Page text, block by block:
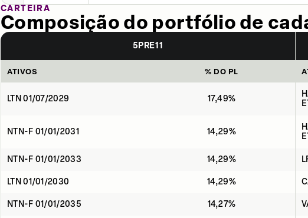
CARTEIRA
Composição do portfólio de
5PRE11
ATIVOS % DO PL
LTN 01/07/2029 17,49%
NTN-F 01/01/2031 14,29%
NTN-F 01/01/2033 14,29%
LTN 01/01/2030 14,29%
NTN-F 01/01/2035 14,27%